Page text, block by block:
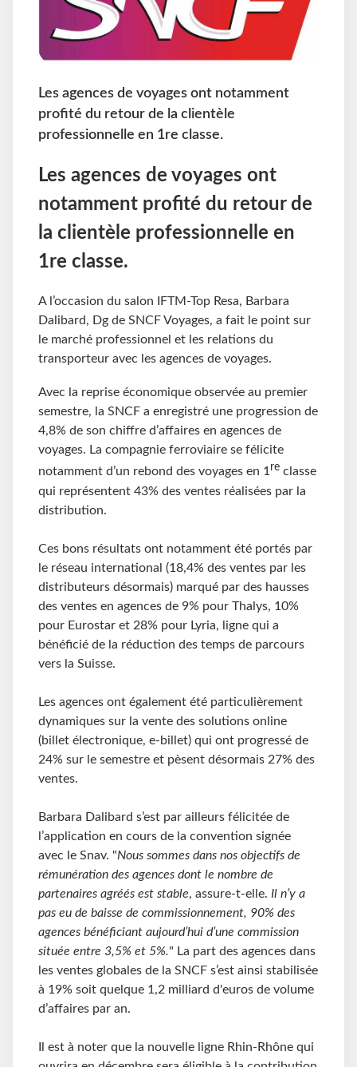
Les agences de voyages ont notamment
profité du retour de la clientèle
professionnelle en 1re classe.
Les agences de voyages ont
notamment profité du retour de
la clientèle professionnelle en
1re classe.
A l’occasion du salon IFTM-Top Resa, Barbara
Dalibard, Dg de SNCF Voyages, a fait le point sur
le marché professionnel et les relations du
transporteur avec les agences de voyages.
Avec la reprise économique observée au premier
semestre, la SNCF a enregistré une progression de
4,8% de son chiffre d’affaires en agences de
voyages. La compagnie ferroviaire se félicite
notamment d’un rebond des voyages en 1re classe
qui représentent 43% des ventes réalisées par la
distribution.
Ces bons résultats ont notamment été portés par
le réseau international (18,4% des ventes par les
distributeurs désormais) marqué par des hausses
des ventes en agences de 9% pour Thalys, 10%
pour Eurostar et 28% pour Lyria, ligne qui a
bénéficié de la réduction des temps de parcours
vers la Suisse.
Les agences ont également été particulièrement
dynamiques sur la vente des solutions online
(billet électronique, e-billet) qui ont progressé de
24% sur le semestre et pèsent désormais 27% des
ventes.
Barbara Dalibard s’est par ailleurs félicitée de
l’application en cours de la convention signée
avec le Snav. "Nous sommes dans nos objectifs de
rémunération des agences dont le nombre de
partenaires agréés est stable, assure-t-elle. Il n’y a
pas eu de baisse de commissionnement, 90% des
agences bénéficiant aujourd’hui d’une commission
située entre 3,5% et 5%." La part des agences dans
les ventes globales de la SNCF s’est ainsi stabilisée
à 19% soit quelque 1,2 milliard d'euros de volume
d’affaires par an.
Il est à noter que la nouvelle ligne Rhin-Rhône qui